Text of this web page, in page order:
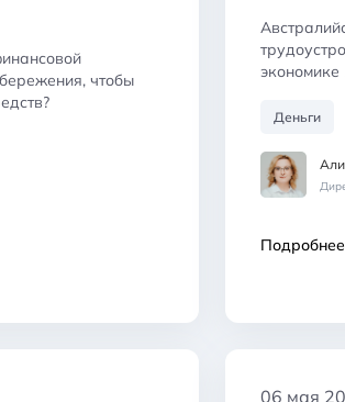
чтобы
Деньги
Подробнее
06 мая